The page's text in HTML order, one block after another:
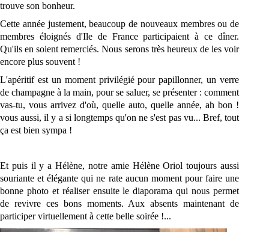
trouve son bonheur.
Cette année justement, beaucoup de nouveaux membres ou de
membres éloignés d'Ile de France participaient à ce dîner.
Qu'ils en soient remerciés. Nous serons très heureux de les voir
encore plus souvent !
L'apéritif est un moment privilégié pour papillonner, un verre
de champagne à la main, pour se saluer, se présenter : comment
vas-tu, vous arrivez d'où, quelle auto, quelle année, ah bon !
vous aussi, il y a si longtemps qu'on ne s'est pas vu... Bref, tout
ça est bien sympa !
Et puis il y a Hélène, notre amie Hélène Oriol toujours aussi
souriante et élégante qui ne rate aucun moment pour faire une
bonne photo et réaliser ensuite le diaporama qui nous permet
de revivre ces bons moments. Aux absents maintenant de
participer virtuellement à cette belle soirée !...